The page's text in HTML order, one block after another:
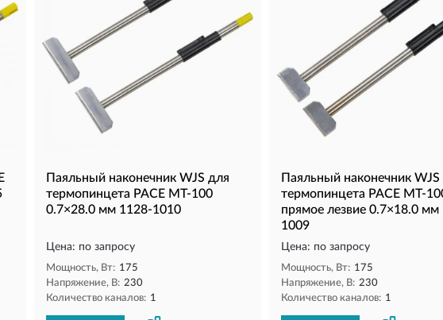
Паяльный наконечник WJS для
термопинцета PACE MT-100
0.7×28.0 мм 1128-1010
Цена: по запросу
Мощность, Вт: 175
Напряжение, В: 230
Количество каналов: 1
Паяльный наконечник WJS
термопинцета PACE MT-
прямое лезвие 0.7×18.0 мм
1009
Цена: по запросу
Мощность, Вт: 175
Напряжение, В: 230
Количество каналов: 1